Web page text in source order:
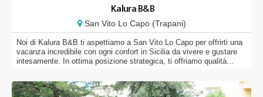
Kalura B&B
San Vito Lo Capo (Trapani)
Noi di Kalura B&B ti aspettiamo a San Vito Lo Capo per offrirti una
vacanza incredibile con ogni confort in Sicilia da vivere e gustare
intesamente. In ottima posizione strategica, ti offriamo qualità...